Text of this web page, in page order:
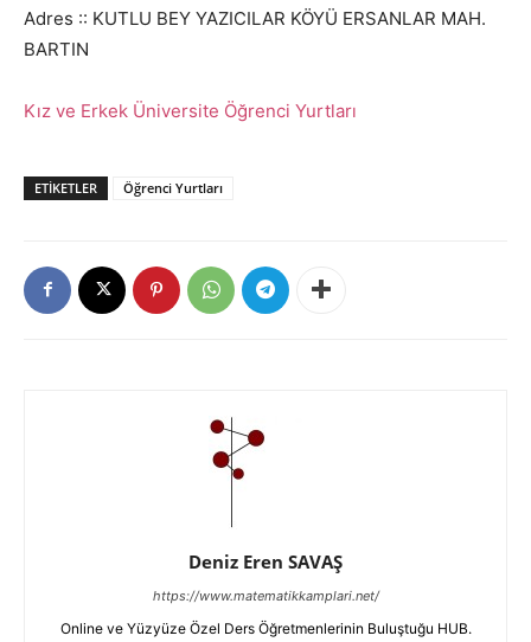
Adres :: KUTLU BEY YAZICILAR KÖYÜ ERSANLAR MAH.
BARTIN
Kız ve Erkek Üniversite Öğrenci Yurtları
ETIKETLER Öğrenci Yurtları
Deniz Eren SAVAŞ
https://www.matematikkamplari.net/
Online ve Yüzyüze Özel Ders Öğretmenlerinin Buluştuğu HUB.